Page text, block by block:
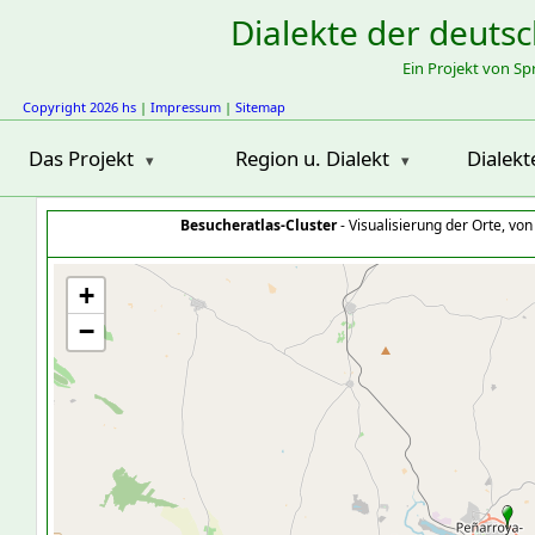
Dialekte der
Ein Projekt von
Copyright 2026 hs | Impressum | Sitemap
Das Projekt Region u. Dialekt
Besucheratlas-Cluster- Visualisierung der Orte,
+
−